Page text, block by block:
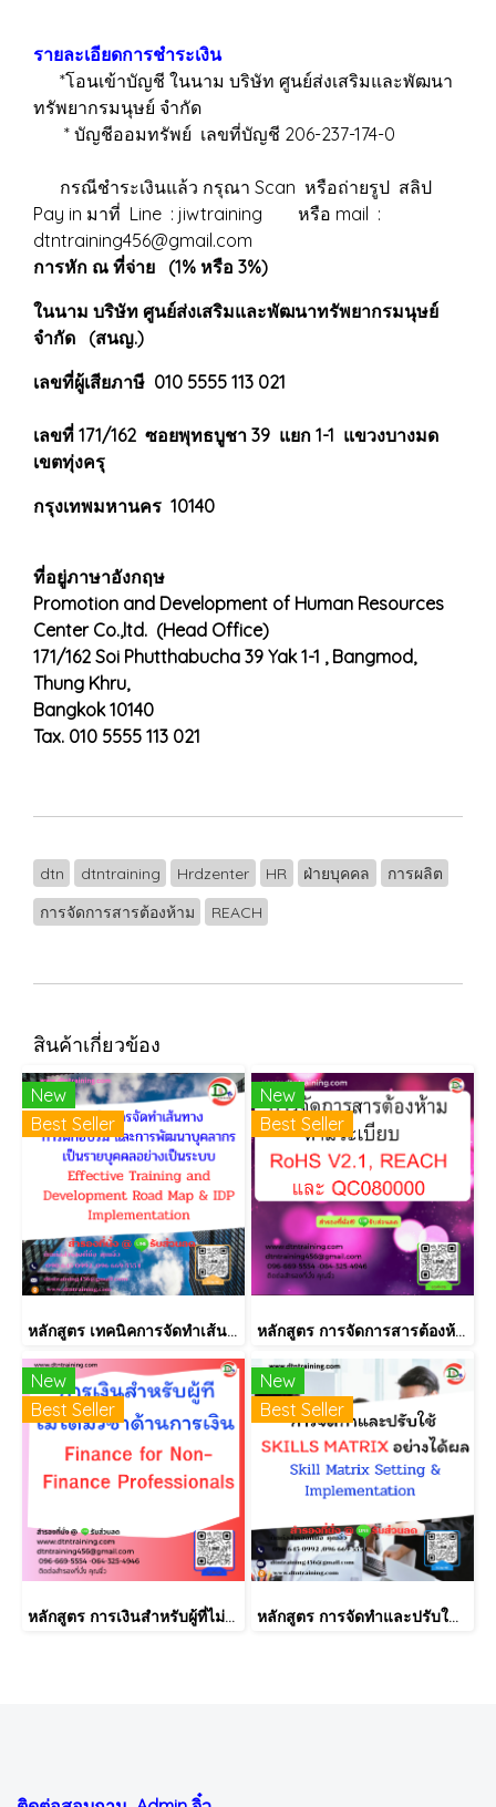
รายละเอียดการชำระเงิน
*โอนเข้าบัญชี ในนาม บริษัท ศูนย์ส่งเสริมและพัฒนา
ทรัพยากรมนุษย์ จำกัด
* บัญชีออมทรัพย์ เลขที่บัญชี 206-237-174-0
กรณีชำระเงินแล้ว กรุณา Scan หรือถ่ายรูป สลิป
Pay in มาที่ Line : jiwtraining หรือ mail :
dtntraining456@gmail.com
การหัก ณ ที่จ่าย (1% หรือ 3%)
ในนาม บริษัท ศูนย์ส่งเสริมและพัฒนาทรัพยากรมนุษย์
จำกัด (สนญ.)
เลขที่ผู้เสียภาษี 010 5555 113 021
เลขที่ 171/162 ซอยพุทธบูชา 39 แยก 1-1 แขวงบางมด
เขตทุ่งครุ
กรุงเทพมหานคร 10140
ที่อยู่ภาษาอังกฤษ
Promotion and Development of Human Resources
Center Co.,ltd. (Head Office)
171/162 Soi Phutthabucha 39 Yak 1-1 , Bangmod,
Thung Khru,
Bangkok 10140
Tax. 010 5555 113 021
dtn dtntraining Hrdzenter HR ฝ่ายบุคคล
การผลิต
การจัดการสารต้องห้าม
REACH
สินค้าเกี่ยวข้อง
New
Best Seller
หลักสูตร เทคนิคการจัดทำเส้นทางการฝึกอบรม และการพัฒนาบุคลากร เป็นรายบุคคลอย่างเป็นระบบ Effective Training and Development Road Map & IDP Implementation
New
Best Seller
หลักสูตร การจัดการสารต้องห้ามตามระเบียบ RoHS V2.1, REACH และ QC080000
New
Best Seller
หลักสูตร การเงินสำหรับผู้ที่ไม่ได้มีวิชาชีพด้านการเงิน (Finance for Non-Finance Professionals)
New
Best Seller
หลักสูตร การจัดทำและปรับใช้ SKILLS MATRIX อย่างได้ผล Skill Matrix Setting & Implementation